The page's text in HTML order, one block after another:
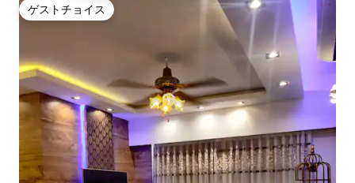
ゲストチョイス
ゲストチョイス